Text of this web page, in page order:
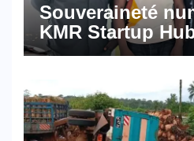
Souveraineté
KMR Startup
Pyramid
numériques
Cameroon